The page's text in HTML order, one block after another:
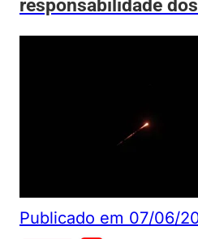
responsabilidade
Publicado em 07/06/